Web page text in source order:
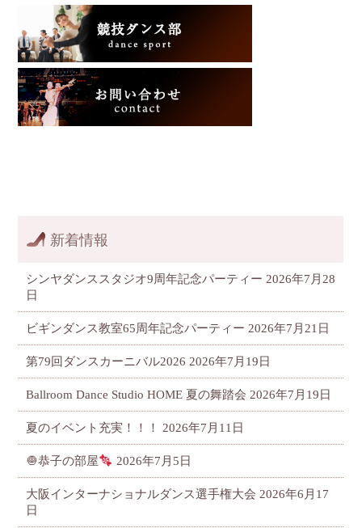
新着情報
シンヤダンススタジオ9周年記念パーティー 2026年7月28
日
ビギンダンス教室65周年記念パーティー 2026年7月21日
第79回ダンスカーニバル2026 2026年7月19日
Ballroom Dance Studio HOME 夏の舞踏会 2026年7月19日
夏のイベント充実！！！ 2026年7月11日
🧅恭子の部屋 2026年7月5日
大阪インターナショナルダンス選手権大会 2026年6月17
日